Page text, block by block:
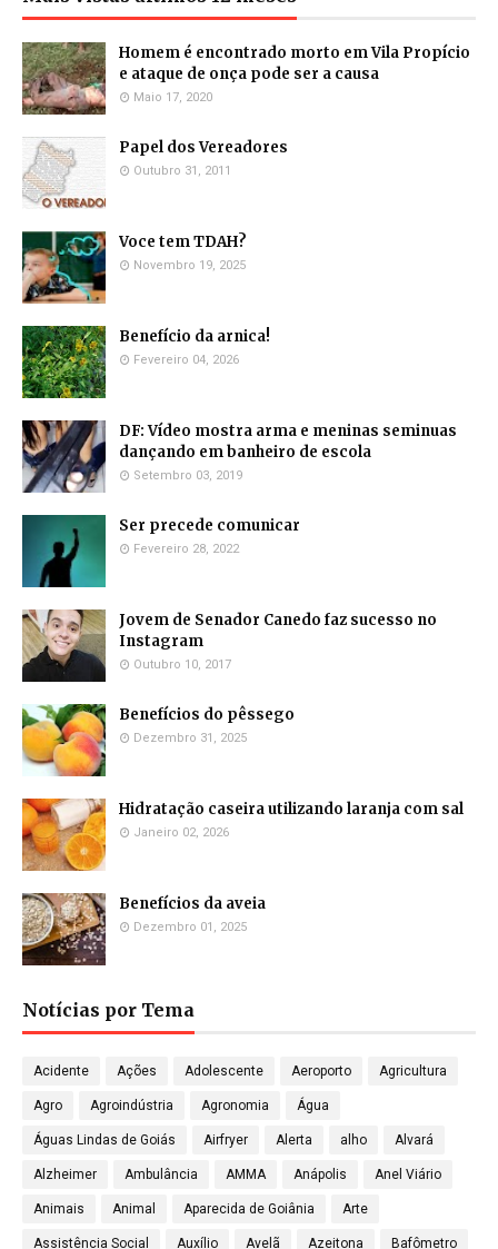
Homem é encontrado morto em Vila Propício
e ataque de onça pode ser a causa
Maio 17, 2020
Papel dos Vereadores
Outubro 31, 2011
Voce tem TDAH?
Novembro 19, 2025
Benefício da arnica!
Fevereiro 04, 2026
DF: Vídeo mostra arma e meninas seminuas
dançando em banheiro de escola
Setembro 03, 2019
Ser precede comunicar
Fevereiro 28, 2022
Jovem de Senador Canedo faz sucesso no
Instagram
Outubro 10, 2017
Benefícios do pêssego
Dezembro 31, 2025
Hidratação caseira utilizando laranja com sal
Janeiro 02, 2026
Benefícios da aveia
Dezembro 01, 2025
Notícias por Tema
Acidente Ações Adolescente Aeroporto Agricultura
Agro Agroindústria Agronomia Água
Águas Lindas de Goiás Airfryer Alerta alho Alvará
Alzheimer Ambulância AMMA Anápolis Anel Viário
Animais Animal Aparecida de Goiânia Arte
Assistência Social Auxílio Avelã Azeitona Bafômetro